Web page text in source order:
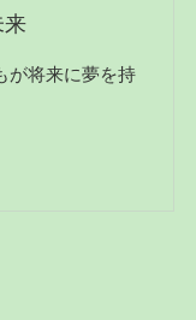
来
が将来に夢を持